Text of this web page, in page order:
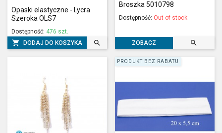
Opaski elastyczne - Lycra
Szeroka OLS7
Dostępność: 476 szt.
 DODAJ DO KOSZYKA 
Broszka 5010798
Dostępność: Out of stock
ZOBACZ 
PRODUKT BEZ RABATU